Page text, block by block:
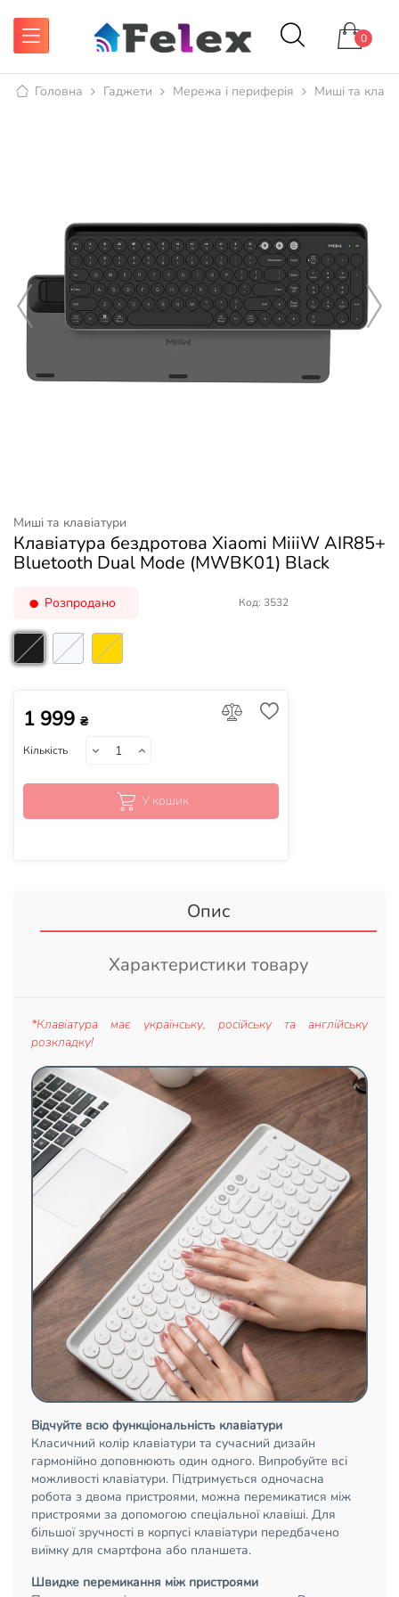
0
Головна Гаджети Мережа і периферія Миші та
Миші та клавіатури
Клавіатура бездротова Xiaomi MiiiW AIR85+
Bluetooth Dual Mode (MWBK01) Black
Розпродано Код: 3532
1 999 ₴
Кількість
У кошик
Опис
Характеристики товару
*Клавіатура має українську, російську та англійську
розкладку!
Відчуйте всю функціональність клавіатури
Класичний колір клавіатури та сучасний дизайн
гармонійно доповнюють один одного. Випробуйте всі
можливості клавіатури. Підтримується одночасна
робота з двома пристроями, можна перемикатися між
пристроями за допомогою спеціальної клавіші. Для
більшої зручності в корпусі клавіатури передбачено
виїмку для смартфона або планшета.
Швидке перемикання між пристроями